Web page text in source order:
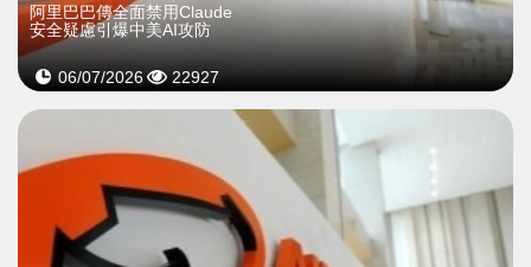
阿里巴巴傳全面禁用Claude
安全疑慮引爆中美AI攻防
06/07/2026 22927